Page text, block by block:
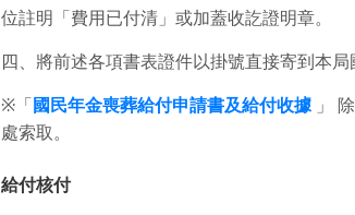
位註明「費用已付清」或加蓋收訖證明章。
四、將前述各項書表證件以掛號直接寄到本
※「國民年金喪葬給付申請書及給付收據」
處索取。
給付核付